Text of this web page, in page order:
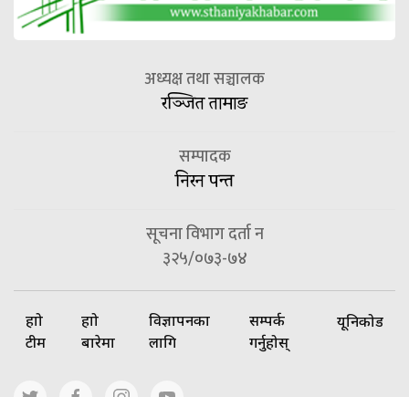
अध्यक्ष तथा सञ्चालक
रञ्जित तामाङ
सम्पादक
निरन पन्त
सूचना विभाग दर्ता न
३२५/०७३-७४
हाम्रो
टीम
हाम्रो
बारेमा
विज्ञापनका
लागि
सम्पर्क
गर्नुहोस्
यूनिकोड